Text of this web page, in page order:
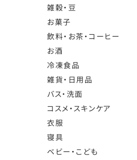
雑穀・豆
お菓子
飲料・お茶・コーヒー
お酒
冷凍食品
雑貨・日用品
バス・洗面
コスメ・スキンケア
衣服
寝具
ベビー・こども